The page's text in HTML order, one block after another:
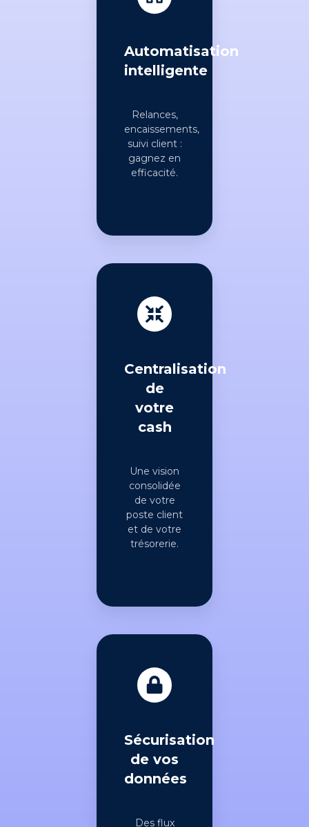
Automatisation
intelligente
Relances,
encaissements,
suivi client :
gagnez en
efficacité.
Centralisation
de
votre
cash
Une vision
consolidée
de votre
poste client
et de votre
trésorerie.
Sécurisation
de vos
données
Des flux